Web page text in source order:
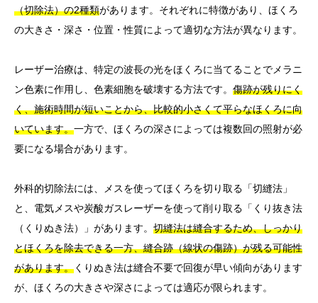
（切除法）の2種類があります。それぞれに特徴があり、ほくろ
の大きさ・深さ・位置・性質によって適切な方法が異なります。
レーザー治療は、特定の波長の光をほくろに当てることでメラニ
ン色素に作用し、色素細胞を破壊する方法です。 傷跡が残りにく
く、施術時間が短いことから、比較的小さくて平らなほくろに向
いています。一方で、ほくろの深さによっては複数回の照射が必
要になる場合があります。
外科的切除法には、メスを使ってほくろを切り取る「切縫法」
と、電気メスや炭酸ガスレーザーを使って削り取る「くり抜き法
（くりぬき法）」があります。 切縫法は縫合するため、しっかり
とほくろを除去できる一方、縫合跡（線状の傷跡）が残る可能性
があります。くりぬき法は縫合不要で回復が早い傾向があります
が、ほくろの大きさや深さによっては適応が限られます。